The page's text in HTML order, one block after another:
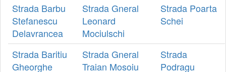
Strada Barbu
Stefanescu
Delavrancea
Strada Gneral
Leonard
Mociulschi
Strada Poarta
Schei
Strada Baritiu
Gheorghe
Strada Gneral
Traian Mosoiu
Strada
Podragu